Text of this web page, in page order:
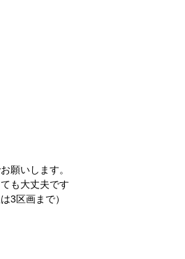
願いします。
も大丈夫です
3区画まで）